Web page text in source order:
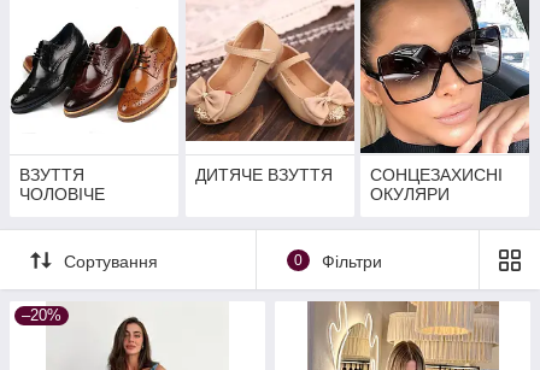
ВЗУТТЯ
ЧОЛОВІЧЕ
ДИТЯЧЕ ВЗУТТЯ
СОНЦЕЗАХИСНІ
ОКУЛЯРИ
Сортування 0 Фільтри
–20%